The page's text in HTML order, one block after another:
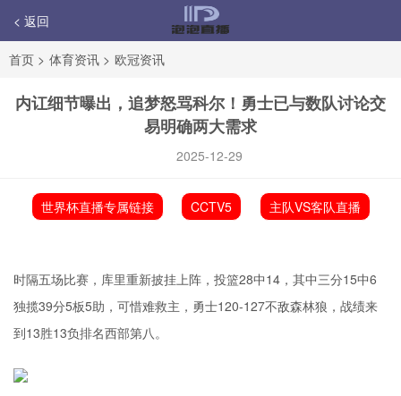
< 返回
首页 > 体育资讯 > 欧冠资讯
内讧细节曝出，追梦怒骂科尔！勇士已与数队讨论交
易明确两大需求
2025-12-29
世界杯直播专属链接 CCTV5 主队VS客队直播
时隔五场比赛，库里重新披挂上阵，投篮28中14，其中三分15中6
独揽39分5板5助，可惜难救主，勇士120-127不敌森林狼，战绩来
到13胜13负排名西部第八。